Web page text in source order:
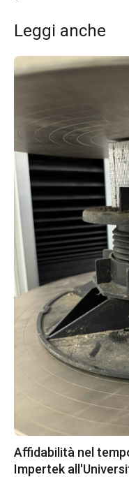
Leggi anche
Affidabilità nel
Impertek